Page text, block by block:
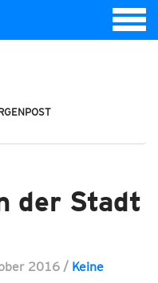
der Stadt
2016 / Keine